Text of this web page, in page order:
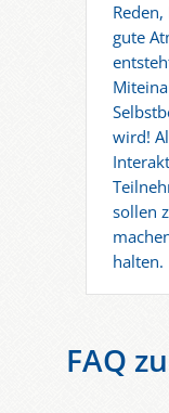
gute
wird!
sollen
halten.
FAQ